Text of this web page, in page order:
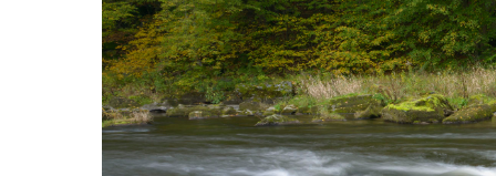
Fotos
Videos
Aktuell